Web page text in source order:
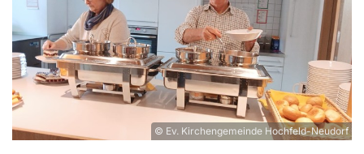
© Ev. Kirchengemeinde Hochfeld-Neudorf